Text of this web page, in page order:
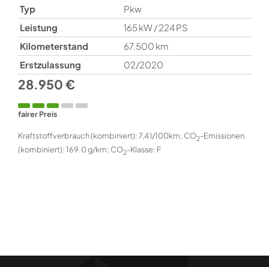
Typ
Pkw
Leistung
165 kW / 224 PS
Kilometerstand
67.500 km
Erstzulassung
02/2020
28.950 €
fairer Preis
Kraftstoffverbrauch (kombiniert): 7,4 l/100km; CO2-Emissionen
(kombiniert): 169.0 g/km; CO2-Klasse: F